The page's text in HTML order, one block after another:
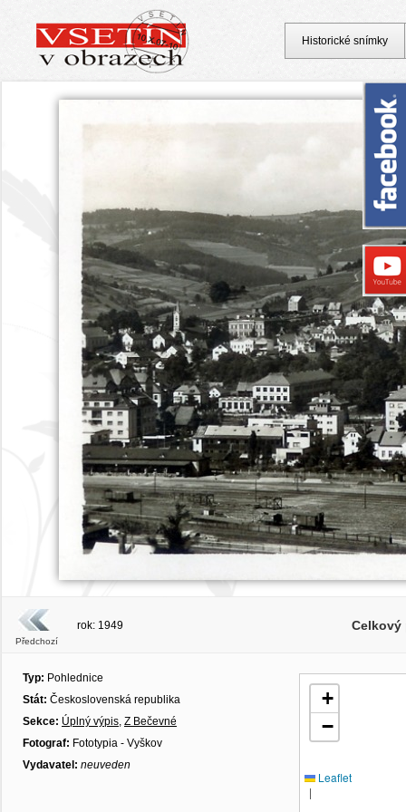
Předchozí
rok: 1949 Celkový
Typ: Pohlednice
Stát: Československá republika
Sekce: Úplný výpis, Z Bečevné
Fotograf: Fototypia - Vyškov
Vydavatel: neuveden
+
−
Leaflet
|
Historické snímky